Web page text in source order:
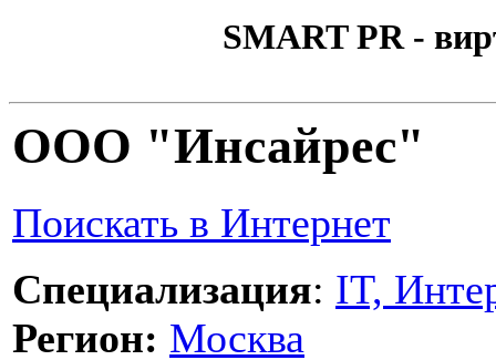
SMART PR -
ООО "Инсайрес"
Поискать в Интернет
Специализация: IT,
Регион: Москва